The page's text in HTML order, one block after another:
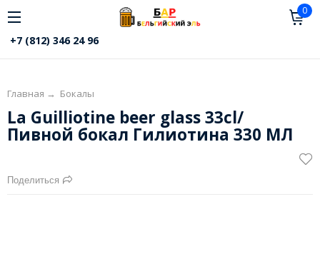
0
+7 (812) 346 24 96
Главная → Бокалы
La Guilliotine beer glass 33cl/
Пивной бокал Гилиотина 330 МЛ
Поделиться